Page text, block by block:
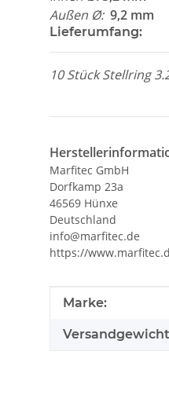
Außen Ø: 9,2 mm
Lieferumfang:
10 Stück Stellring
Marfitec GmbH
Dorfkamp 23a
46569 Hünxe
Deutschland
info@marfitec.de
https://
Wert
Marke: